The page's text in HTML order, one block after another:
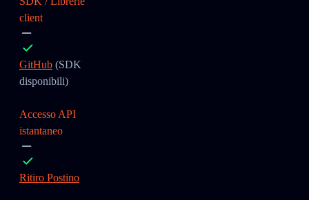
client
GitHub (SDK
disponibili)
Accesso API
istantaneo
Ritiro Postino